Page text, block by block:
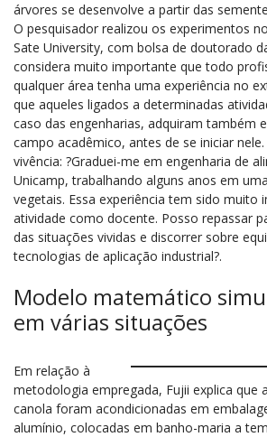
árvores se desenvolve a partir das
O pesquisador realizou os experimentos
Sate University, com bolsa de doutorado
considera muito importante que todo
qualquer área tenha uma experiência no
que aqueles ligados a determinadas
caso das engenharias, adquiram também
campo acadêmico, antes de se iniciar
vivência: ?Graduei-me em engenharia de
Unicamp, trabalhando alguns anos em
vegetais. Essa experiência tem sido muito
atividade como docente. Posso repassar
das situações vividas e discorrer sobre
tecnologias de aplicação industrial?.
Modelo matemático
em várias situações
Em relação à
metodologia empregada, Fujii explica que
canola foram acondicionadas em
alumínio, colocadas em banho-maria a